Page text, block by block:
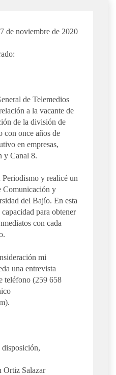
7 de noviembre de 2020
de Telemedios
a la vacante de
de la división de
con once años de
en empresas,
y Canal 8.
Periodismo y realicé un
Comunicación y
del Bajío. En esta
para obtener
con cada
mi
una entrevista
teléfono (259 658
disposición,
Ortiz Salazar